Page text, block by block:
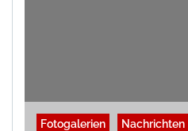
Fotogalerien Nachrichten